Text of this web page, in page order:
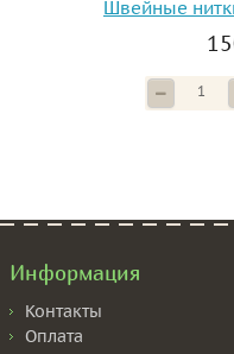
Швейные
Информация
Контакты
Оплата